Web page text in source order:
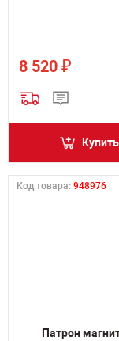
8 520 ₽
Купить
Код товара: 948976
Патрон